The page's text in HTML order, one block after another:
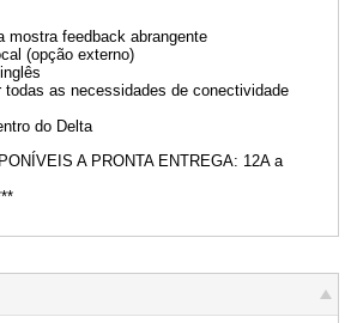
mostra feedback abrangente
(opção externo)
todas as necessidades de conectividade
do Delta
A PRONTA ENTREGA: 12A a